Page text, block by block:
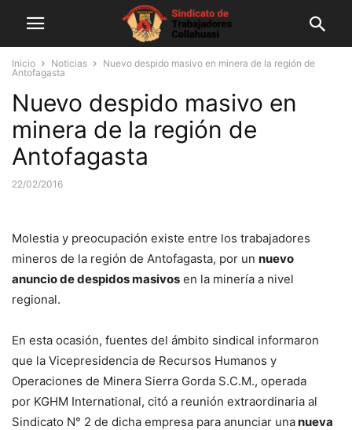
Inicio Noticias
Nuevo despido masivo en minera de la región de
Antofagasta
Nuevo despido masivo en
minera de la región de
Antofagasta
22/02/2016
Molestia y preocupación existe entre los trabajadores
mineros de la región de Antofagasta, por un nuevo
anuncio de despidos masivos en la minería a nivel
regional.
En esta ocasión, fuentes del ámbito sindical informaron
que la Vicepresidencia de Recursos Humanos y
Operaciones de Minera Sierra Gorda S.C.M., operada
por KGHM International, citó a reunión extraordinaria al
Sindicato N° 2 de dicha empresa para anunciar unanueva